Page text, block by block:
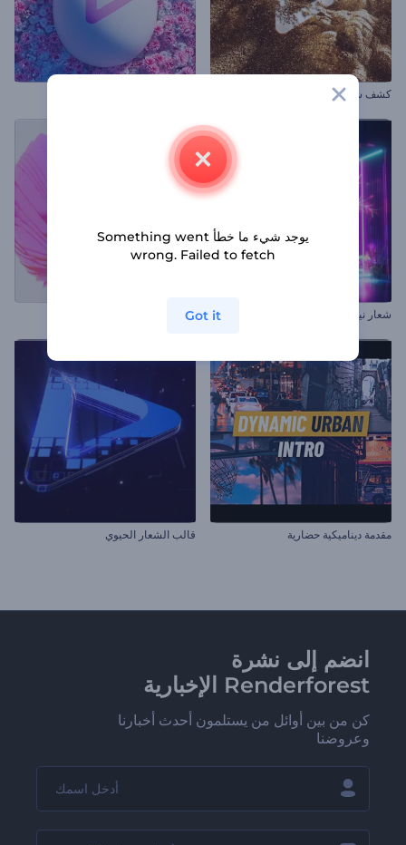
كشف شعار رمال لامعة
شعار نيون استوائي افتتاحية عروض بصرية تجريدية
مقدمة ديناميكية حضارية قالب الشعار الحيوي
انضم إلى نشرة
Renderforest الإخبارية
كن من بين أوائل من يستلمون أحدث أخبارنا
وعروضنا
يوجد شيء ما خطأ Something went
wrong. Failed to fetch
Got it